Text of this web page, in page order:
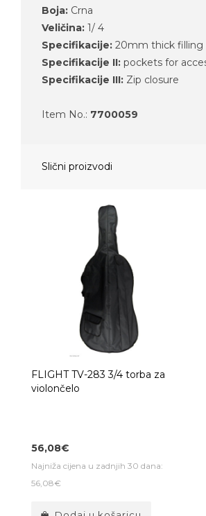
Boja: Crna
Veličina: 1/ 4
Specifikacije: 20mm thick
Specifikacije II: pockets for
Specifikacije III: Zip closure
Item No.: 7700059
Slični proizvodi
FLIGHT TV-283 3/4 torba za
violončelo
56,08€
Najniža cijena u zadnjih 30 dana:
56,08€